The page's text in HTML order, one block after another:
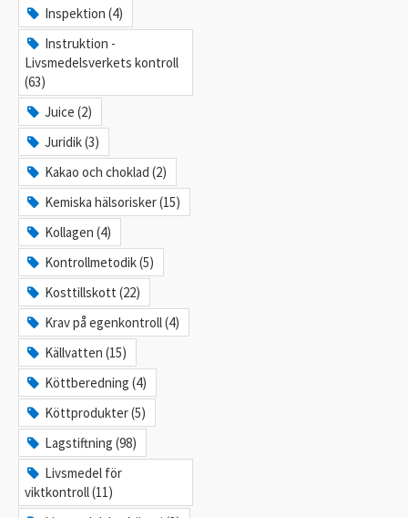
Inspektion (4)
Instruktion -
Livsmedelsverkets kontroll
(63)
Juice (2)
Juridik (3)
Kakao och choklad (2)
Kemiska hälsorisker (15)
Kollagen (4)
Kontrollmetodik (5)
Kosttillskott (22)
Krav på egenkontroll (4)
Källvatten (15)
Köttberedning (4)
Köttprodukter (5)
Lagstiftning (98)
Livsmedel för
viktkontroll (11)